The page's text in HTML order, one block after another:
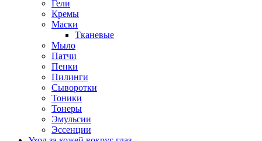
Гели
Кремы
Маски
Тканевые
Мыло
Патчи
Пенки
Пилинги
Сыворотки
Тоники
Тонеры
Эмульсии
Эссенции